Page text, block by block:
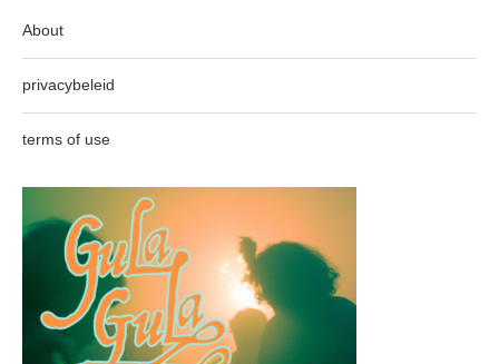
About
privacybeleid
terms of use